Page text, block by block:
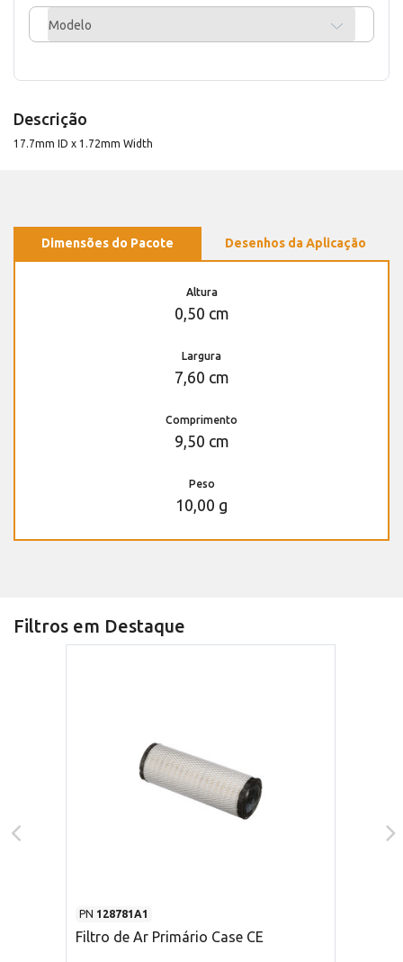
Modelo
Descrição
17.7mm ID x 1.72mm Width
Dimensões do Pacote Desenhos da Aplicação
Altura
0,50 cm
Largura
7,60 cm
Comprimento
9,50 cm
Peso
10,00 g
Filtros em Destaque
PN 128781A1
Filtro de Ar Primário Case CE